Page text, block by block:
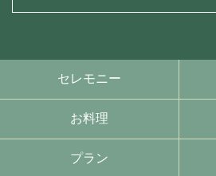
セレモニー
お料理
プラン